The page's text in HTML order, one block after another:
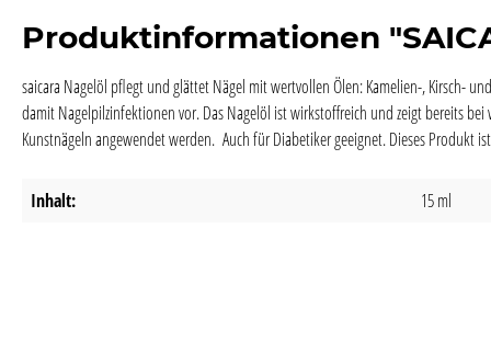
Produktinformationen
saicara Nagelöl pflegt und glättet Nägel mit wertvollen Ölen: Kamelien-, Kirsch-
damit Nagelpilzinfektionen vor. Das Nagelöl ist wirkstoffreich und zeigt bereits
Kunstnägeln angewendet werden. Auch für Diabetiker geeignet. Dieses Produkt
Inhalt: 15 ml